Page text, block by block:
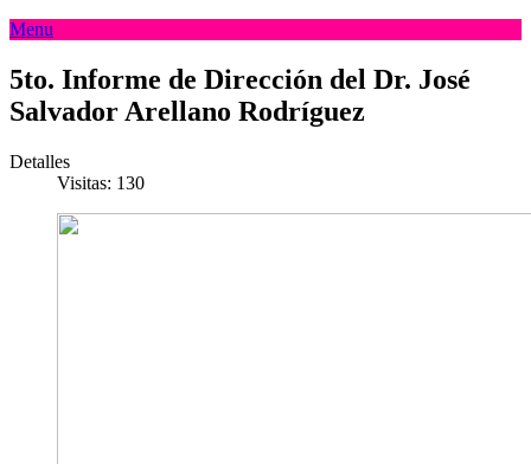
Menu
5to. Informe de Dirección del Dr. José
Salvador Arellano Rodríguez
Detalles
Visitas: 130